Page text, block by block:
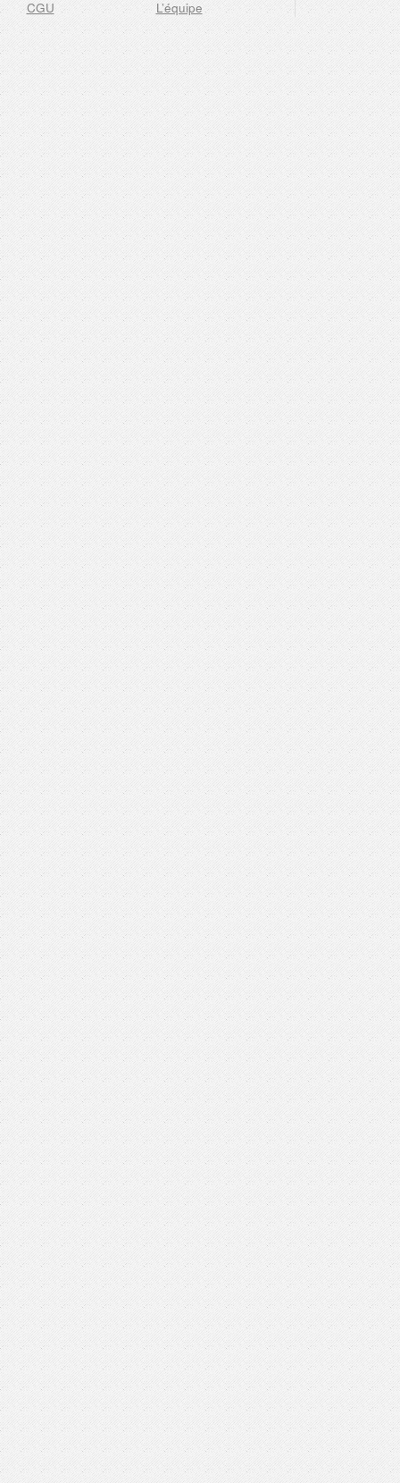
CGU L’équipe